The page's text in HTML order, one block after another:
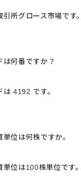
所グロース市場です。
は何番ですか？
は 4192 です。
位は何株ですか。
単位は100株単位です。